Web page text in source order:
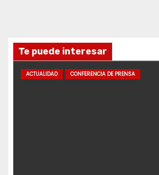
Te puede interesar
ACTUALIDAD CONFERENCIA DE PRENSA